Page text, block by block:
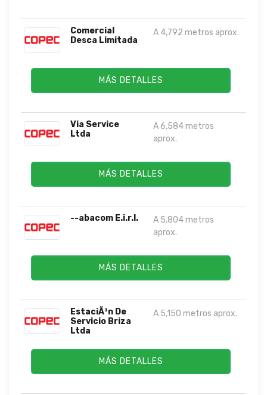
Comercial
Desca Limitada
A 4,792 metros aprox.
MÁS DETALLES
Via Service
Ltda
A 6,584 metros
aprox.
MÁS DETALLES
--abacom E.i.r.l.
A 5,804 metros
aprox.
MÁS DETALLES
EstaciÃ³n De
Servicio Briza
Ltda
A 5,150 metros aprox.
MÁS DETALLES